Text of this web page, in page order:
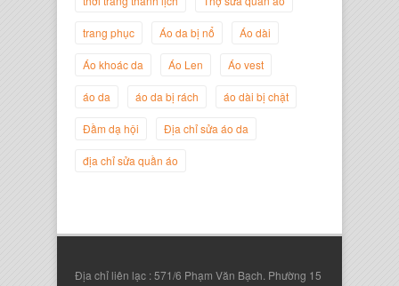
Giám Đốc Công ty Twist Potato
trang phục Áo da bị nổ Áo dài
Áo khoác da Áo Len Áo vest
áo da áo da bị rách áo dài bị chật
Đầm dạ hội Địa chỉ sửa áo da
địa chỉ sửa quần áo
Địa chỉ liên lạc : 571/6 Phạm Văn Bạch. Phường 15